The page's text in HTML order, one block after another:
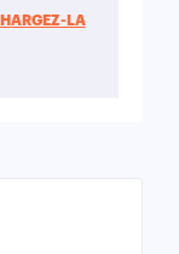
LA